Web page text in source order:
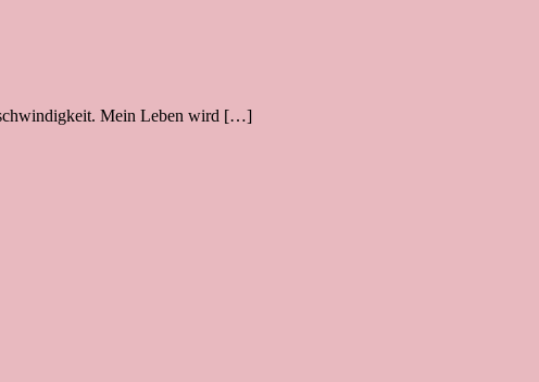
Mein Leben wird […]